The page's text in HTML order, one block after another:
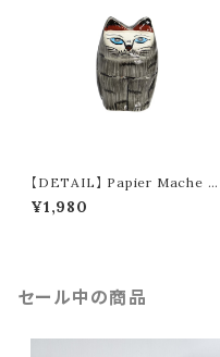
【DETAIL】 Papier Mache St
anding Cat (gray)
¥1,980
セール中の商品